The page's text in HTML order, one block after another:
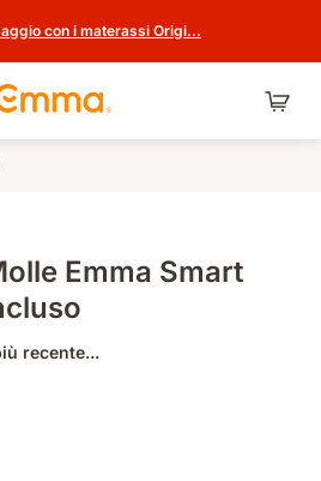
con i materassi Origi...
Emma Smart
recente...